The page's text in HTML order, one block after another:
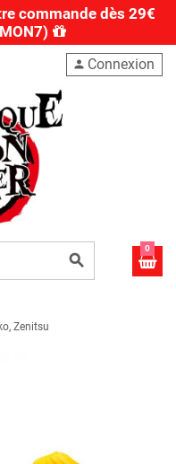
commande dès 29€
search
person Connexion
0
Zenitsu